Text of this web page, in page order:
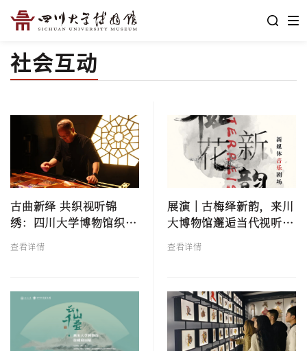
社会互动
古曲新绎 共织视听锦
绣：四川大学博物馆织绣
厅上演跨媒介音乐展演
查看详情
展演｜古梅绎新韵，来川
大博物馆邂逅当代视听艺
术！
查看详情